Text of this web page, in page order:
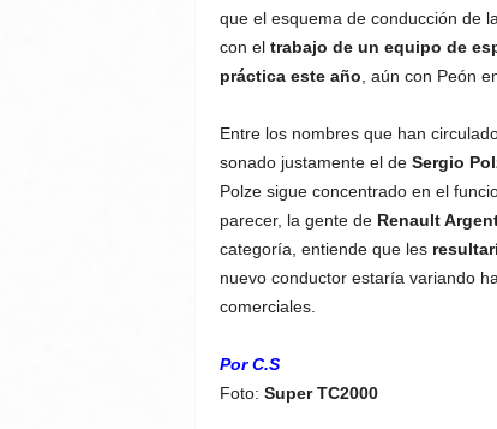
que el esquema de conducción de
con eltrabajo de un equipo de
práctica este año , aún con Peón
Entre los nombres que han
sonado justamente el deSergio
Polze sigue concentrado en el
parecer, la gente deRenault
categoría, entiende que les
nuevo conductor estaría variando
comerciales.
Por C.S
Foto: Super TC2000